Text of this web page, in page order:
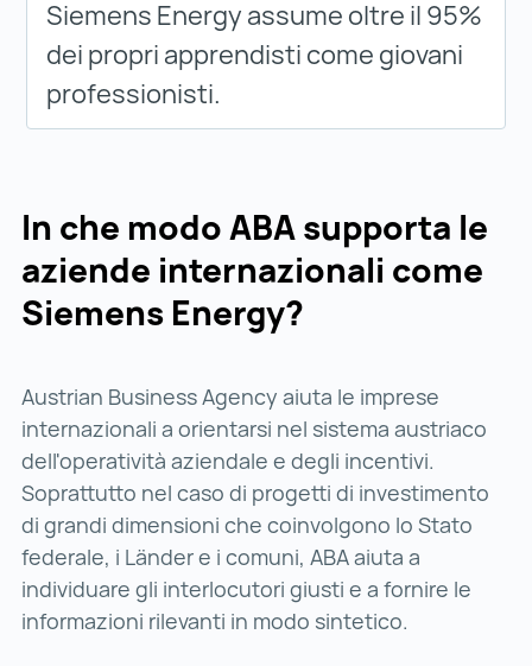
Siemens Energy assume oltre il 95%
dei propri apprendisti come giovani
professionisti.
In che modo ABA supporta le
aziende internazionali come
Siemens Energy?
Austrian Business Agency aiuta le imprese
internazionali a orientarsi nel sistema austriaco
dell'operatività aziendale e degli incentivi.
Soprattutto nel caso di progetti di investimento
di grandi dimensioni che coinvolgono lo Stato
federale, i Länder e i comuni, ABA aiuta a
individuare gli interlocutori giusti e a fornire le
informazioni rilevanti in modo sintetico.